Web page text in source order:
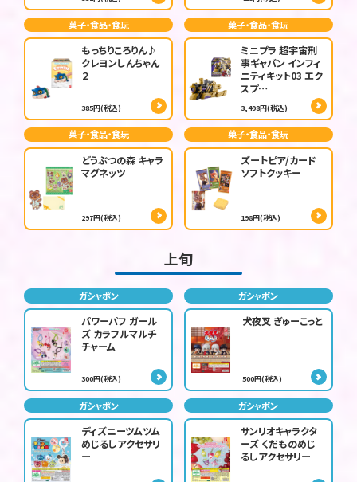
菓子・食品・食玩
もっちりころりん♪
クレヨンしんちゃん
２
385円(税込)
菓子・食品・食玩
ミニプラ 超宇宙刑
事ギャバン インフィ
ニティキット03 エク
スプ…
3,498円(税込)
菓子・食品・食玩
どうぶつの森 キャラ
マグネッツ
297円(税込)
菓子・食品・食玩
ズートピア/カード
ソフトクッキー
198円(税込)
上旬
ガシャポン
パワーパフ ガール
ズ カラフルマルチ
チャーム
300円(税込)
ガシャポン
犬夜叉 ぎゅーこっと
500円(税込)
ガシャポン
ディズニーツムツム
めじるしアクセサリ
ー
ガシャポン
サンリオキャラクタ
ーズ くだものめじ
るしアクセサリー